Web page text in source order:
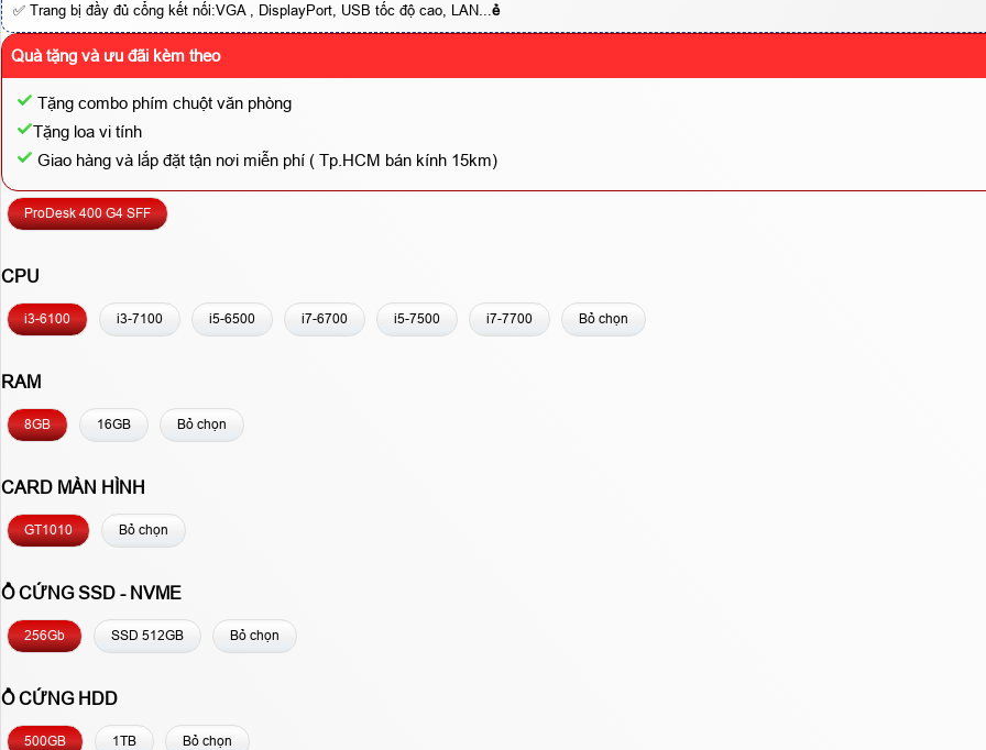
✅ Trang bị đầy đủ cổng kết nối:VGA , DisplayPort, USB tốc độ cao, LAN... ẻ
Quà tặng và ưu đãi kèm theo
Tặng combo phím chuột văn phòng
Tặng loa vi tính
Giao hàng và lắp đặt tận nơi miễn phí ( Tp.HCM bán kính 15km)
ProDesk 400 G4 SFF
CPU
i3-6100 i3-7100 i5-6500 i7-6700 i5-7500 i7-7700 Bỏ chọn
RAM
8GB 16GB Bỏ chọn
CARD MÀN HÌNH
GT1010 Bỏ chọn
Ổ CỨNG SSD - NVME
256Gb SSD 512GB Bỏ chọn
Ổ CỨNG HDD
500GB 1TB Bỏ chọn